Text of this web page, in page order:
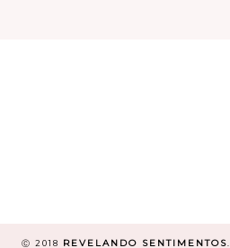
Ⓒ 2018 REVELANDO SENTIMENTOS.